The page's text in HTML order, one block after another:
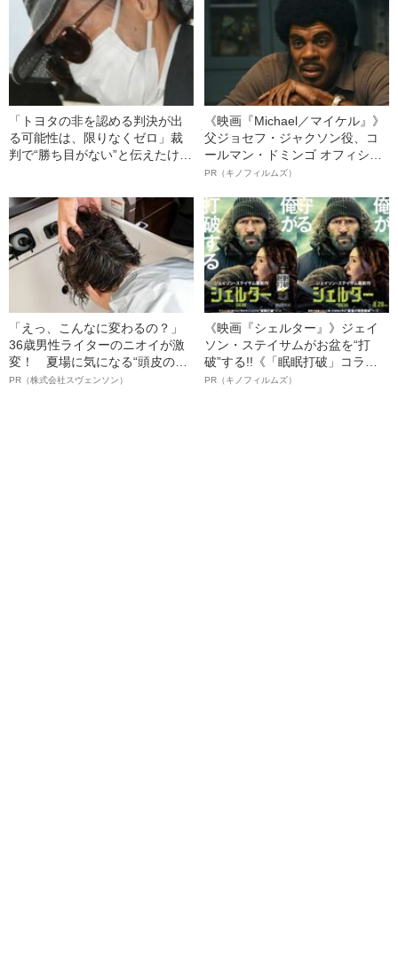
「トヨタの非を認める判決が出
る可能性は、限りなくゼロ」裁
判で“勝ち目がない”と伝えたけれ
の葛藤」
《映画『Michael／マイケル』》
父ジョセフ・ジャクソン役、コ
ールマン・ドミンゴ オフィシャ
ルインタビュー“観客を魅了した
語る”《日本興収70億円突破》
PR（キノフィルムズ）
「えっ、こんなに変わるの？」
36歳男性ライターのニオイが激
変！ 夏場に気になる“頭皮のニ
オイ”や“ベタつき”を解消す
PR（株式会社スヴェンソン）
《映画『シェルター』》ジェイ
ソン・ステイサムがお盆を“打
破”する!!《「眠眠打破」コラ
ボ》
PR（キノフィルムズ）